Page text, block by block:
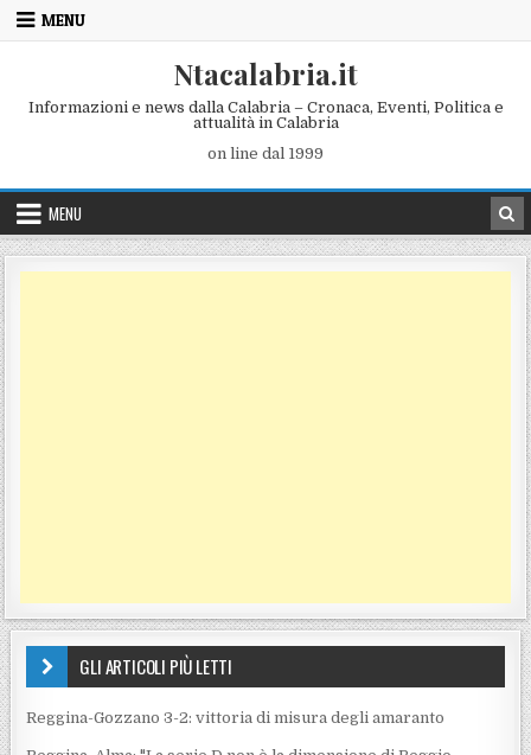
Skip to content
MENU
Ntacalabria.it
Informazioni e news dalla Calabria – Cronaca, Eventi, Politica e
attualità in Calabria
on line dal 1999
MENU
GLI ARTICOLI PIÙ LETTI
Reggina-Gozzano 3-2: vittoria di misura degli amaranto